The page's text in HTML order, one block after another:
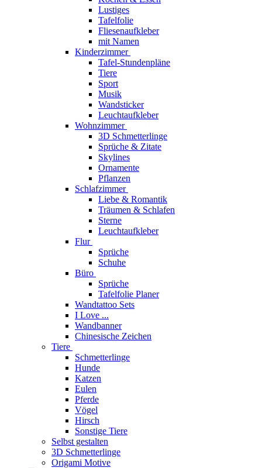
Lustiges
Tafelfolie
Fliesenaufkleber
mit Namen
Kinderzimmer
Tafel-Stundenpläne
Tiere
Sport
Musik
Wandsticker
Leuchtaufkleber
Wohnzimmer
3D Schmetterlinge
Sprüche & Zitate
Skylines
Ornamente
Pflanzen
Schlafzimmer
Liebe & Romantik
Träumen & Schlafen
Sterne
Leuchtaufkleber
Flur
Sprüche
Schuhe
Büro
Sprüche
Tafelfolie Planer
Wandtattoo Sets
I Love ...
Wandbanner
Chinesische Zeichen
Tiere
Schmetterlinge
Hunde
Katzen
Eulen
Pferde
Vögel
Hirsch
Sonstige Tiere
Selbst gestalten
3D Schmetterlinge
Origami Motive